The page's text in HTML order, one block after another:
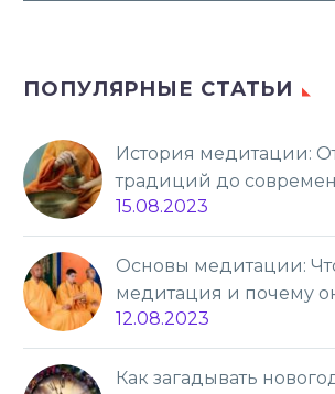
ПОПУЛЯРНЫЕ СТАТЬИ
История медитации:
традиций до
15.08.2023
Основы медитации:
медитация и почему
12.08.2023
Как загадывать